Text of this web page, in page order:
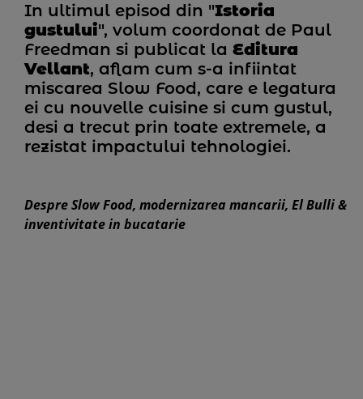
In ultimul episod din "Istoria
gustului", volum coordonat de Paul
Freedman si publicat la Editura
Vellant, aflam cum s-a infiintat
miscarea Slow Food, care e legatura
ei cu nouvelle cuisine si cum gustul,
desi a trecut prin toate extremele, a
rezistat impactului tehnologiei.
Despre Slow Food, modernizarea mancarii, El Bulli &
inventivitate in bucatarie